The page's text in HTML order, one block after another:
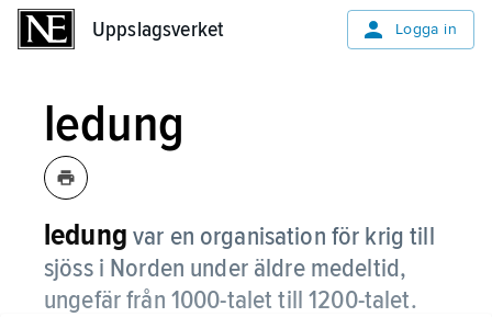
Uppslagsverket Logga in
ledung
ledung var en organisation för krig till
sjöss i Norden under äldre medeltid,
ungefär från 1000-talet till 1200-talet.